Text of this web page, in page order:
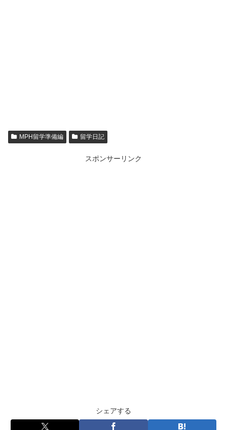
MPH留学準備編 留学日記
スポンサーリンク
シェアする